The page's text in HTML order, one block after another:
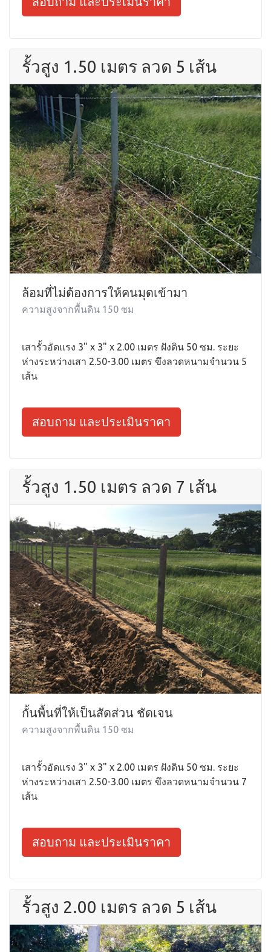
รั้วสูง 1.50 เมตร ลวด 5 เส้น
ล้อมที่ไม่ต้องการให้คนมุดเข้ามา
ความสูงจากพื้นดิน 150 ซม
เสารั้วอัดแรง 3" x 3" x 2.00 เมตร ฝังดิน 50 ซม. ระยะ
ห่างระหว่างเสา 2.50-3.00 เมตร ขึงลวดหนามจำนวน 5
เส้น
สอบถาม และประเมินราคา
รั้วสูง 1.50 เมตร ลวด 7 เส้น
กั้นพื้นที่ให้เป็นสัดส่วน ชัดเจน
ความสูงจากพื้นดิน 150 ซม
เสารั้วอัดแรง 3" x 3" x 2.00 เมตร ฝังดิน 50 ซม. ระยะ
ห่างระหว่างเสา 2.50-3.00 เมตร ขึงลวดหนามจำนวน 7
เส้น
สอบถาม และประเมินราคา
รั้วสูง 2.00 เมตร ลวด 5 เส้น